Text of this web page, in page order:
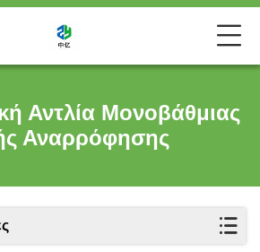
Αντλία Μονοβάθμιας
Αναρρόφησης